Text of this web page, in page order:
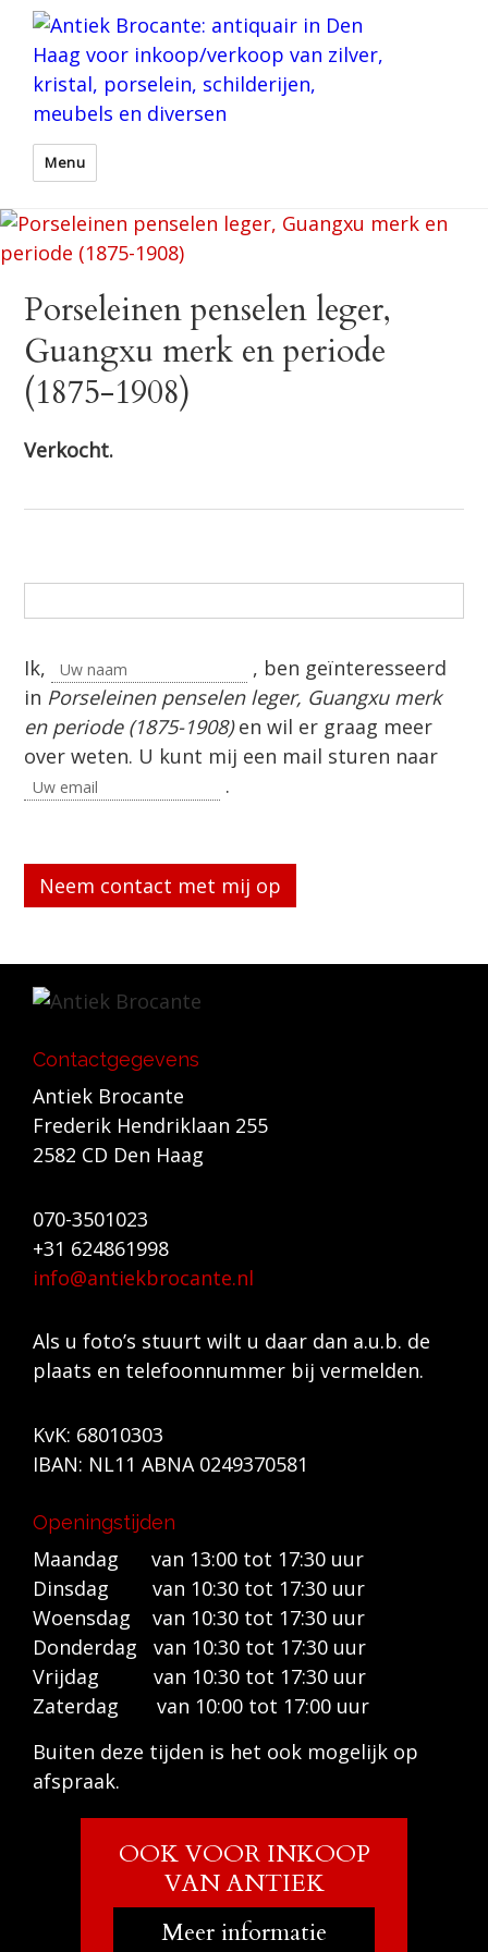
Menu
Porseleinen penselen leger,
Guangxu merk en periode
(1875-1908)
Verkocht.
Ik,
, ben geïnteresseerd
in Porseleinen penselen leger, Guangxu merk
en periode (1875-1908)en wil er graag meer
over weten. U kunt mij een mail sturen naar
.
Contactgegevens
Antiek Brocante
Frederik Hendriklaan 255
2582 CD Den Haag
070-3501023
+31 624861998
info@antiekbrocante.nl
Als u foto’s stuurt wilt u daar dan a.u.b. de
plaats en telefoonnummer bij vermelden.
KvK: 68010303
IBAN: NL11 ABNA 0249370581
Openingstijden
Maandag van 13:00 tot 17:30 uur
Dinsdag van 10:30 tot 17:30 uur
Woensdag van 10:30 tot 17:30 uur
Donderdag van 10:30 tot 17:30 uur
Vrijdag van 10:30 tot 17:30 uur
Zaterdag van 10:00 tot 17:00 uur
Buiten deze tijden is het ook mogelijk op
afspraak.
OOK VOOR INKOOP
VAN ANTIEK
Meer informatie